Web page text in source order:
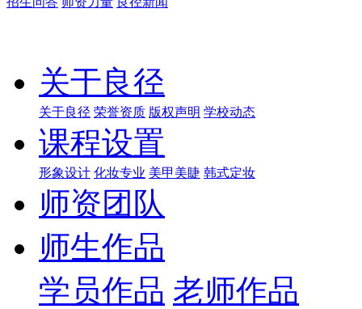
关于良径
关于良径 荣誉资质 版权声明 学校动态
课程设置
形象设计 化妆专业 美甲美睫 韩式定妆
师资团队
师生作品
学员作品 老师作品